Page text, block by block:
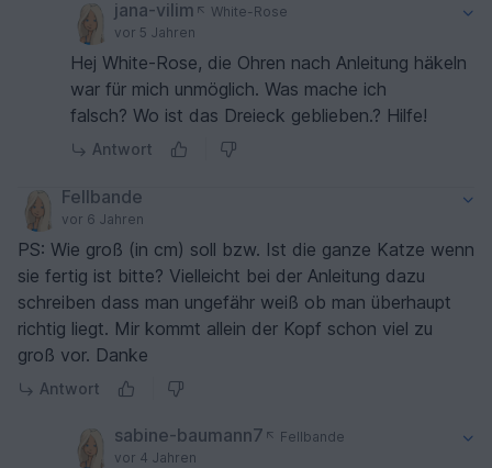
jana-vilim
White-Rose
vor 5 Jahren
Hej White-Rose, die Ohren nach Anleitung häkeln
war für mich unmöglich. Was mache ich
falsch? Wo ist das Dreieck geblieben.? Hilfe!
Antwort
Fellbande
vor 6 Jahren
PS: Wie groß (in cm) soll bzw. Ist die ganze Katze wenn
sie fertig ist bitte? Vielleicht bei der Anleitung dazu
schreiben dass man ungefähr weiß ob man überhaupt
richtig liegt. Mir kommt allein der Kopf schon viel zu
groß vor. Danke
Antwort
sabine-baumann7
Fellbande
vor 4 Jahren